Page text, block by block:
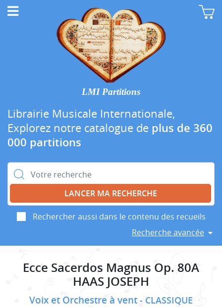
LMI Partitions
Librairie Musicale Internationale,
Explorez notre catalogue de plus de 360
000 partitions
Rechercher :
Rechercher aussi dans le contenu des recueils
Recherche avancée
Ecce Sacerdos Magnus Op. 80A
HAAS JOSEPH
Voix et Orchestre à vent CLASSIQUE